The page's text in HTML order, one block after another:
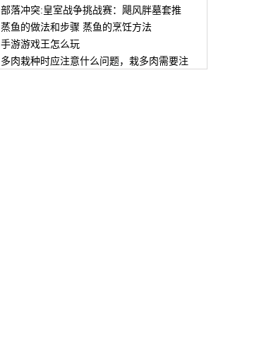
部落冲突:皇室战争挑战赛：飓风胖墓套推
蒸鱼的做法和步骤 蒸鱼的烹饪方法
手游游戏王怎么玩
多肉栽种时应注意什么问题，栽多肉需要注